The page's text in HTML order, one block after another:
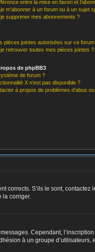
entre la mise en favori et
m’abonner à un forum ou à un sujet
supprimer mes abonnements ?
pièces jointes autorisées sur ce
retrouver toutes mes pièces jointes ?
de phpBB3
de forum ?
X n’est pas disponible ?
à propos de problèmes d’abus
corrects. S’ils le sont,
la corriger.
Cependant,
à un groupe